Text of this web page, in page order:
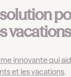
vacations
innovante qui
et les vacations.